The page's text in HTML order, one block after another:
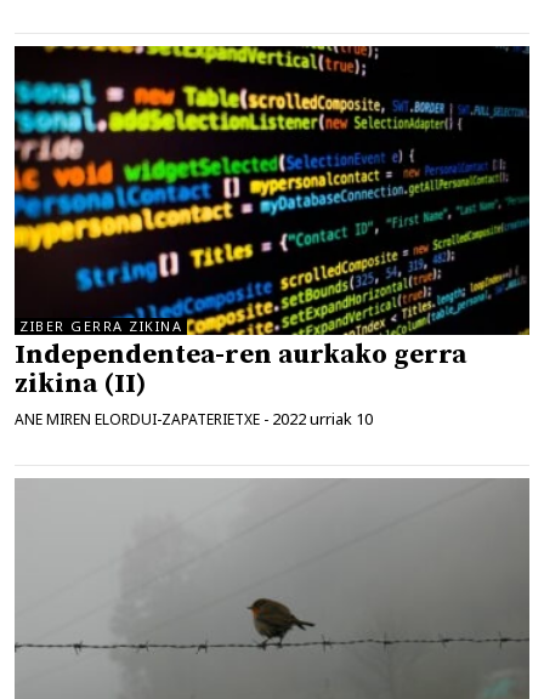
ZIBER GERRA ZIKINA
Independentea-ren aurkako gerra
zikina (II)
ANE MIREN ELORDUI-ZAPATERIETXE - 2022 urriak 10